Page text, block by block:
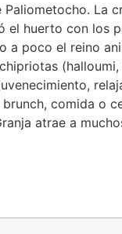
La
huerto con los
poco el reino
comida o
atrae a